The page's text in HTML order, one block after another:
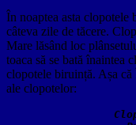
În noaptea asta
câteva zile de tăcere.
Mare lăsând loc
toaca să se bată înaintea
clopotele biruință. Așa că
ale clopotelor: